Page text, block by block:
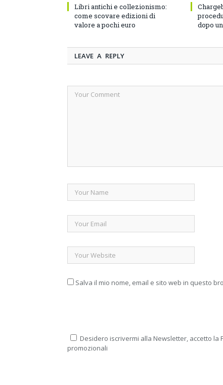
Libri antichi e collezionismo:
come scovare edizioni di
valore a pochi euro
dopo
LEAVE A REPLY
Salva il mio nome, email e sito web in questo
Desidero iscrivermi alla Newsletter, accetto
promozionali